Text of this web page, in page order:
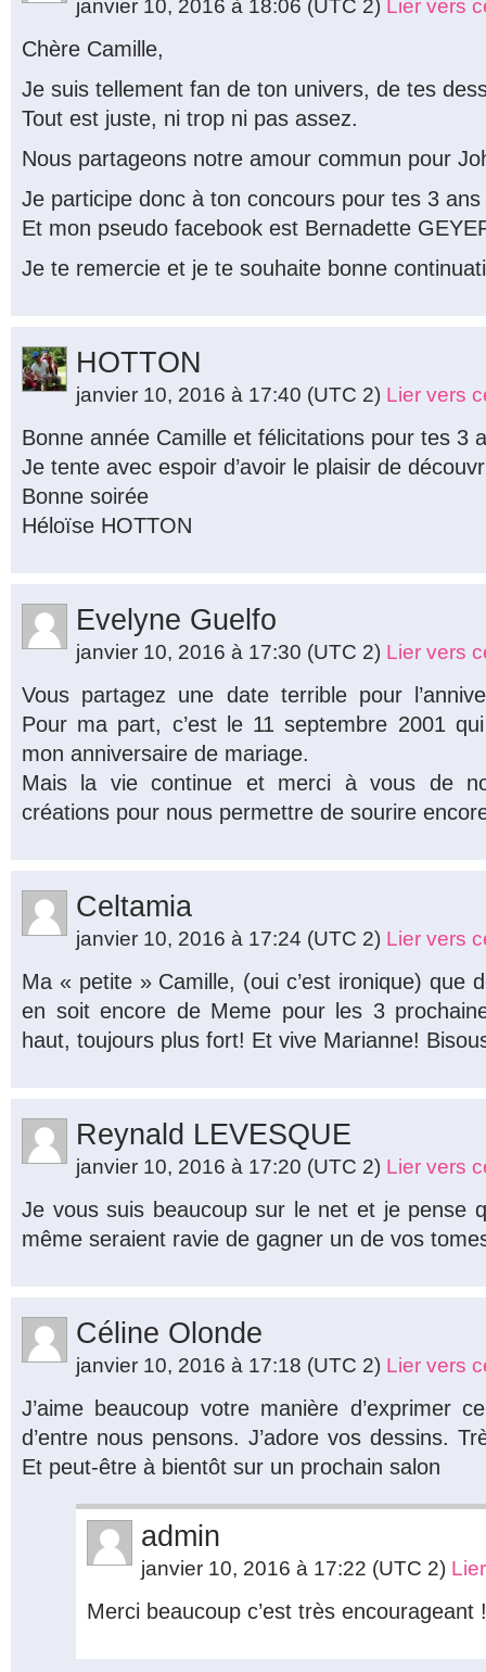
janvier 10, 2016 à 18:06 (UTC 2) Lier vers
Chère Camille,
Je suis tellement fan de ton univers, de tes
Tout est juste, ni trop ni pas assez.
Nous partageons notre amour commun pour
Je participe donc à ton concours pour tes 3
Et mon pseudo facebook est Bernadette
Je te remercie et je te souhaite bonne
HOTTON
janvier 10, 2016 à 17:40 (UTC 2) Lier vers
Bonne année Camille et félicitations pour tes 3
Je tente avec espoir d’avoir le plaisir de
Bonne soirée
Héloïse HOTTON
Evelyne Guelfo
janvier 10, 2016 à 17:30 (UTC 2) Lier vers
Vous partagez une date terrible pour
Pour ma part, c’est le 11 septembre 2001
mon anniversaire de mariage.
Mais la vie continue et merci à vous de
créations pour nous permettre de sourire
Celtamia
janvier 10, 2016 à 17:24 (UTC 2) Lier vers
Ma « petite » Camille, (oui c’est ironique) que
en soit encore de Meme pour les 3
haut, toujours plus fort! Et vive Marianne!
Reynald LEVESQUE
janvier 10, 2016 à 17:20 (UTC 2) Lier vers
Je vous suis beaucoup sur le net et je pense
même seraient ravie de gagner un de vos
Céline Olonde
janvier 10, 2016 à 17:18 (UTC 2) Lier vers
J’aime beaucoup votre manière d’exprimer
d’entre nous pensons. J’adore vos dessins.
Et peut-être à bientôt sur un prochain salon
admin
janvier 10, 2016 à 17:22 (UTC 2)
Merci beaucoup c’est très encourageant !